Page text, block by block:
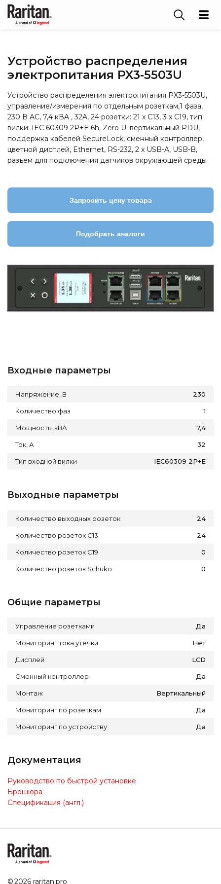
Устройство распределения
электропитания PX3‑5503U
Устройство распределения электропитания PX3-5503U,
управление/измерения по отдельным розеткам,1 фаза,
230 В AC, 7,4 кВA , 32A, 24 розетки: 21 x C13, 3 x C19, тип
вилки: IEC 60309 2P+E 6h, Zero U. вертикальный PDU,
поддержка кабелей SecureLock, сменный контроллер,
цветной дисплей, Ethernet, RS-232, 2 x USB-A, USB-B,
разъем для подключения датчиков окружающей среды
Запросить цену товара
Подобрать аналоги
Входные параметры
Напряжение, В 230
Количество фаз 1
Мощность, кВА 7,4
Ток, А 32
Тип входной вилки IEC60309 2P+E
Выходные параметры
Количество выходных розеток 24
Количество розеток C13 24
Количество розеток C19 0
Количество розеток Schuko 0
Общие параметры
Управление розетками Да
Мониторинг тока утечки Нет
Дисплей LCD
Сменный контроллер Да
Монтаж Вертикальный
Мониторинг по розеткам Да
Мониторинг по устройству Да
Документация
Руководство по быстрой установке
Брошюра
Спецификация (англ.)
© 2026 raritan.pro